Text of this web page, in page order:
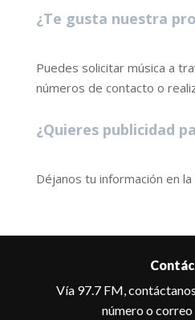
¿Te gusta nuestra
Puedes solicitar música a
números de contacto o
¿Quieres publicidad
Déjanos tu información en
Vía 97.7 FM,
número o